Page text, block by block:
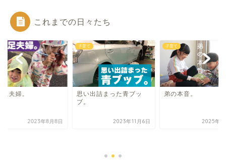
これまでの日々たち
夫婦。
2023年8月8日
子育て
思い出詰まった青ブッ
ブ。
2023年11月6日
子育て
弟の本音。
2025年2